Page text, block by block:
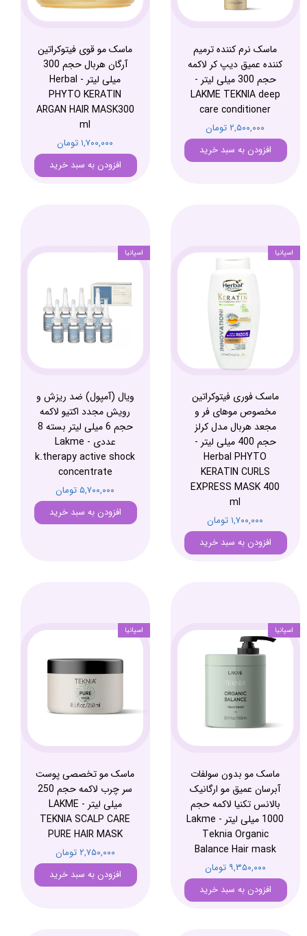
ماسک نرم کننده ترمیم
کننده عمیق دیپ کر لاکمه
حجم 300 میلی لیتر -
LAKME TEKNIA deep
care conditioner
۲,۵۰۰,۰۰۰ تومان
افزودن به سبد خرید
ماسک مو قوی فیتوکراتین
آرگان هربال حجم 300
میلی لیتر - Herbal
PHYTO KERATIN
ARGAN HAIR MASK300
ml
۱,۷۰۰,۰۰۰ تومان
افزودن به سبد خرید
ماسک فوری فیتوکراتین
مخصوص موهای فر و
مجعد هربال مدل کرلز
حجم 400 میلی لیتر -
Herbal PHYTO
KERATIN CURLS
EXPRESS MASK 400
ml
۱,۷۰۰,۰۰۰ تومان
افزودن به سبد خرید
اسپانیا
ویال (آمپول) ضد ریزش و
رویش مجدد اکتیو لاکمه
حجم 6 میلی لیتر بسته 8
عددی - Lakme
k.therapy active shock
concentrate
۵,۷۰۰,۰۰۰ تومان
افزودن به سبد خرید
اسپانیا
ماسک مو بدون سولفات
آبرسان عمیق مو ارگانیک
بالانس تکنیا لاکمه حجم
1000 میلی لیتر - Lakme
Teknia Organic
Balance Hair mask
۹,۳۵۰,۰۰۰ تومان
افزودن به سبد خرید
اسپانیا
ماسک مو تخصصی پوست
سر چرب لاکمه حجم 250
میلی لیتر - LAKME
TEKNIA SCALP CARE
PURE HAIR MASK
۲,۷۵۰,۰۰۰ تومان
افزودن به سبد خرید
اسپانیا